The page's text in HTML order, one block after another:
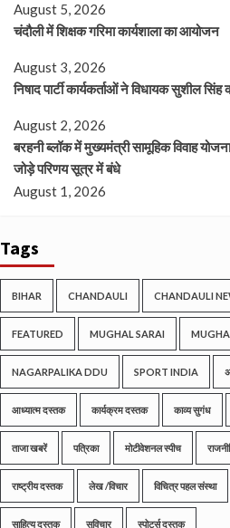
August 5, 2026
चंदौली में शिक्षक गरिमा कार्यशाला का आयोजन
August 3, 2026
निषाद पार्टी कार्यकर्ताओं ने विधायक सुशील सिंह
August 2, 2026
बरहनी ब्लॉक में मुख्यमंत्री सामूहिक विवाह
जोड़े परिणय सूत्र में बंधे
August 1, 2026
Tags
BIHAR CHANDAULI CHANDAULI
FEATURED MUGHAL SARAI
NAGARPALIKA DDU SPORT INDIA
आध्यात्म दस्तक कार्यक्रम दस्तक काव्य सुगंध
ताजा खबरें पत्रिका मोटीवेशनल स्पीच
राष्ट्रीय दस्तक लेख /विचार विचित्र पहल संस्था
साहित्य दस्तक सुविचार स्पोर्ट्स दस्तक